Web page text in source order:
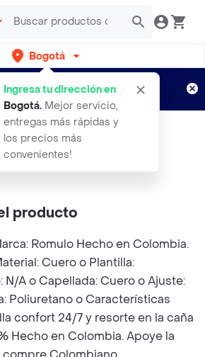
Bogotá
Ingresa tu dirección en
Bogotá. Mejor servicio,
entregas más rápidas y
los precios más
convenientes!
gratis por semanas
Aplican TyC
Dama
producto
Romulo Hecho en Colombia.
Cuero o Plantilla:
N/A o Capellada: Cuero o Ajuste:
Poliuretano o Características
confort 24/7 y resorte en la caña
Hecho en Colombia. Apoye la